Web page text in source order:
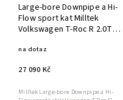
Large-bore Downpipe a Hi-
Flow sport kat Milltek
Volkswagen T-Roc R 2.0TSI
SSXVW514
na dotaz
27 090 Kč
Milltek Large-bore Downpipe a Hi-